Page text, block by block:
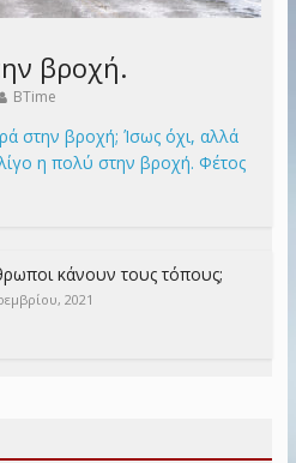
βροχή.
BTime
στην βροχή; Ίσως όχι, αλλά
η πολύ στην βροχή. Φέτος
κάνουν τους τόπους;
2021